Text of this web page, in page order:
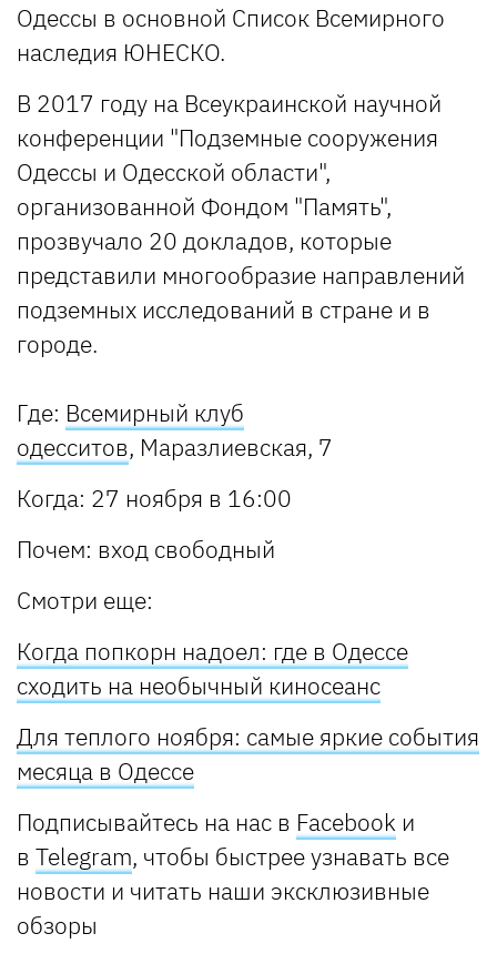
Одессы в основной Список Всемирного
наследия ЮНЕСКО.
В 2017 году на Всеукраинской научной
конференции "Подземные сооружения
Одессы и Одесской области",
организованной Фондом "Память",
прозвучало 20 докладов, которые
представили многообразие направлений
подземных исследований в стране и в
городе.
Где: Всемирный клуб
одесситов, Маразлиевская, 7
Когда: 27 ноября в 16:00
Почем: вход свободный
Смотри еще:
Когда попкорн надоел: где в Одессе
сходить на необычный киносеанс
Для теплого ноября: самые яркие события
месяца в Одессе
Подписывайтесь на нас в Facebook и
в Telegram, чтобы быстрее узнавать все
новости и читать наши эксклюзивные
обзоры